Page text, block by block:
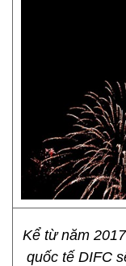
Kể từ năm
quốc tế DIFC